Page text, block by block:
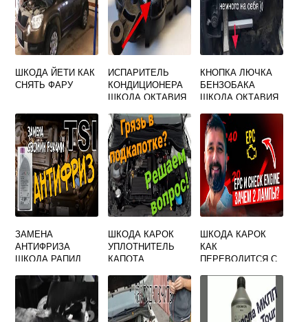
ШКОДА ЙЕТИ КАК
СНЯТЬ ФАРУ
ИСПАРИТЕЛЬ
КОНДИЦИОНЕРА
ШКОДА ОКТАВИЯ
КНОПКА ЛЮЧКА
БЕНЗОБАКА
ШКОДА ОКТАВИЯ
ЗАМЕНА
АНТИФРИЗА
ШКОДА РАПИД
ШКОДА КАРОК
УПЛОТНИТЕЛЬ
КАПОТА
ШКОДА КАРОК
КАК
ПЕРЕВОДИТСЯ С
РУССКИЙ